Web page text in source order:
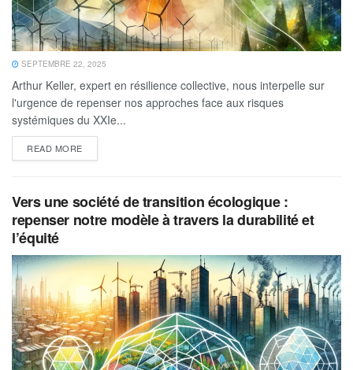
SEPTEMBRE 22, 2025
Arthur Keller, expert en résilience collective, nous interpelle sur
l'urgence de repenser nos approches face aux risques
systémiques du XXIe...
READ MORE
Vers une société de transition écologique :
repenser notre modèle à travers la durabilité et
l’équité